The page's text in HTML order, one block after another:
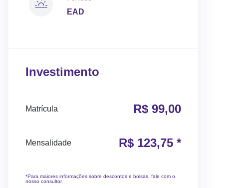
EAD
Investimento
Matrícula R$ 99,00
Mensalidade R$ 123,75 *
*Para maiores informações sobre descontos e bolsas, fale com o
nosso consultor.